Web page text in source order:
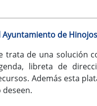
Ayuntamiento de
trata de una solución
libreta de
Además esta
deseen.